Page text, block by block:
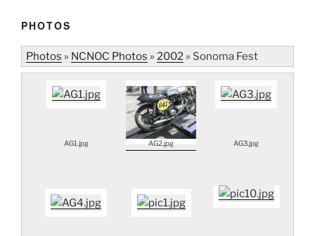
PHOTOS
Photos » NCNOC Photos » 2002 » Sonoma Fest
AG1.jpg AG2.jpg AG3.jpg